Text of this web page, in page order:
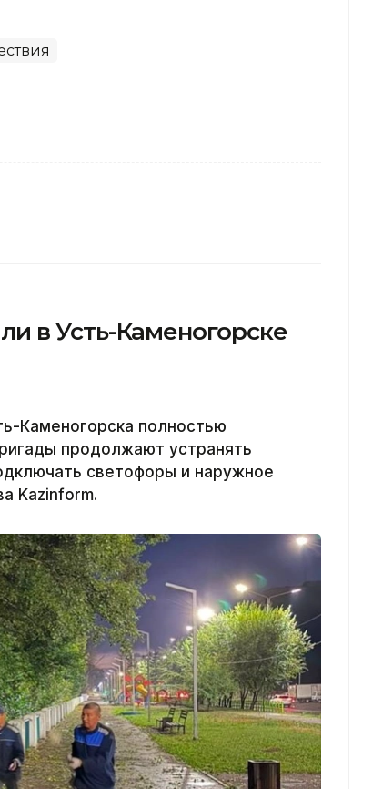
в Усть-Каменогорске
Каменогорска полностью
продолжают устранять
светофоры и наружное
Kazinform.